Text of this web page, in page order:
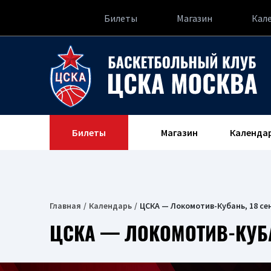
Билеты Магазин
Билеты Магазин
Главная Календарь ЦСКА — Локомотив-Кубань, 18
ЦСКА — ЛОКОМОТИВ-